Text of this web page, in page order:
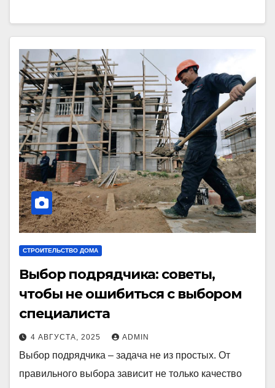
СТРОИТЕЛЬСТВО ДОМА
Выбор подрядчика: советы,
чтобы не ошибиться с выбором
специалиста
4 АВГУСТА, 2025 ADMIN
Выбор подрядчика – задача не из простых. От
правильного выбора зависит не только качество